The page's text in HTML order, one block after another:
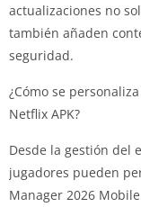
actualizaciones no
también añaden
seguridad.
¿Cómo se
Netflix APK?
Desde la gestión del
jugadores pueden
Manager 2026